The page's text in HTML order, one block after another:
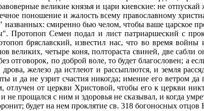
великие князья и цари киевские: не
поношение и жалость всему православному
смиренно бью челом, чтобы ваше царское
Протопоп Семен подал и лист патриаршеский с
бряславский, известил нас, что во время
великих, четыре коня, полтораста свиней, две
отговорок, по доброй воле, то будет благословен; а
железо да истлеют и рассыплются, и земля
и да не узрит счастия никогда; имение его ветром
от церкви Христовой, чтобы его к церкви
не прощался с ним и здоровья не сказывал, и когда
будет на нем проклятие св. 318 богоносных